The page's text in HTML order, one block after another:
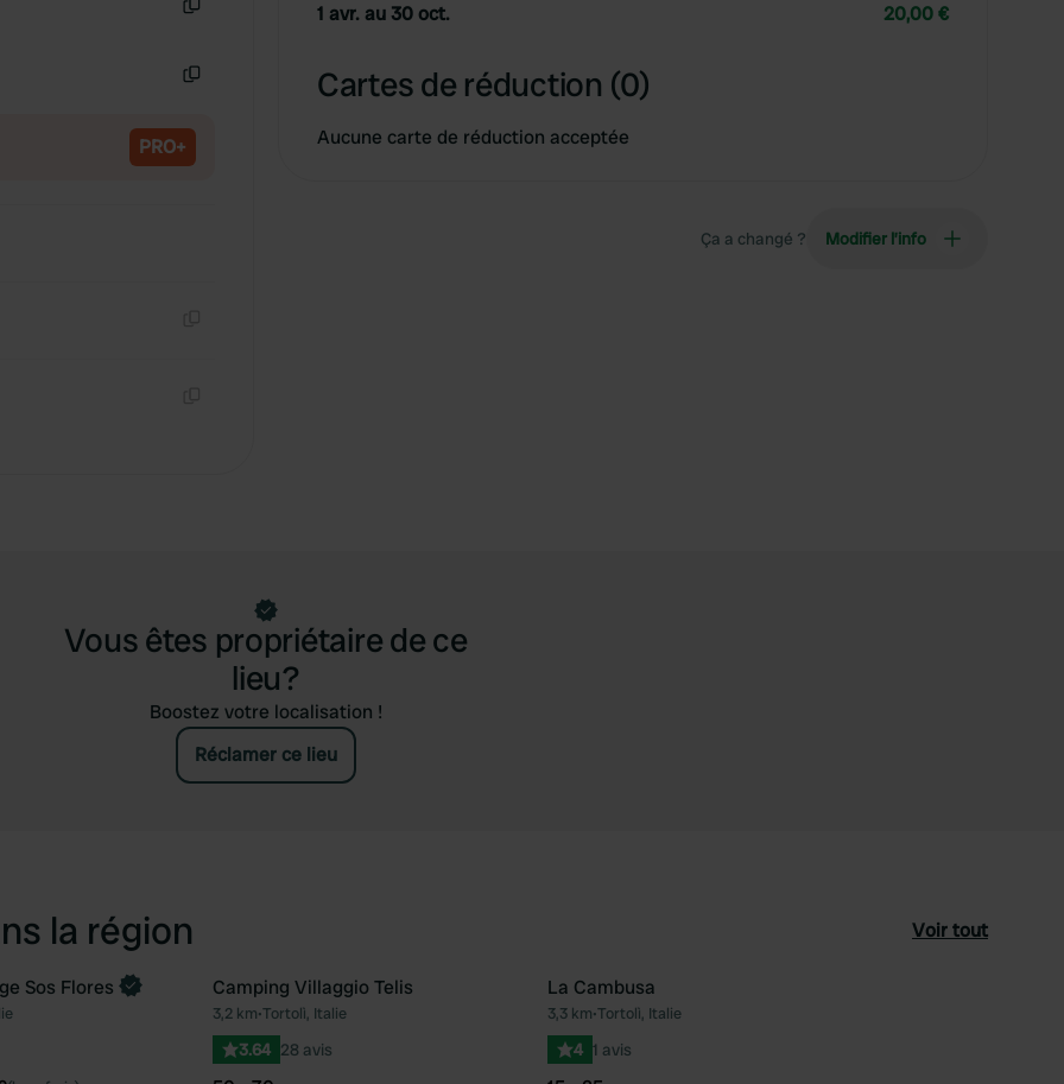
PRO+
1 avr. au 30 oct. 20,00 €
Cartes de réduction (0)
Aucune carte de réduction acceptée
Ça a changé ? Modifier l’info
Vous êtes propriétaire de ce
lieu?
Boostez votre localisation !
Réclamer ce lieu
la région Voir tout
Préféré
Sos Flores
Préféré
Camping Villaggio Telis
3,2 km•Tortolì, Italie
3.64 28 avis
La Cambusa
3,3 km•Tortolì, Italie
4 1 avis